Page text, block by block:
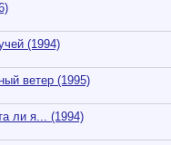
(1994)
ветер (1995)
ли я... (1994)